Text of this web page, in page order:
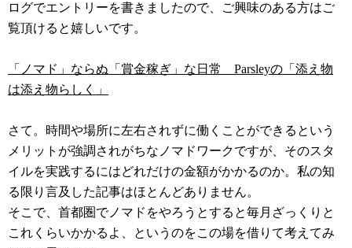
ログでエントリーを書きましたので、ご興味のある方はご
覧頂けると嬉しいです。
「ノマド」ならぬ「賞金稼ぎ」な日常 Parsleyの「添え物
は添え物らしく」
さて。時間や場所に左右されずに働くことができるという
メリットが強調されがちなノマドワークですが、そのスタ
イルを実践するにはどれだけの金額がかかるのか。私の知
る限り言及した記事はほとんどありません。
そこで、首都圏でノマドをやろうとすると毎月ざっくりと
これくらいかかるよ、というのをこの場を借りて考えてみ